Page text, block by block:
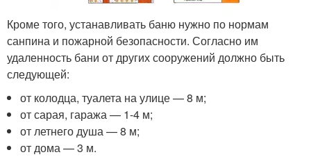
Кроме того, устанавливать баню нужно по нормам
санпина и пожарной безопасности. Согласно им
удаленность бани от других сооружений должно быть
следующей:
от колодца, туалета на улице — 8 м;
от сарая, гаража — 1-4 м;
от летнего душа — 8 м;
от дома — 3 м.